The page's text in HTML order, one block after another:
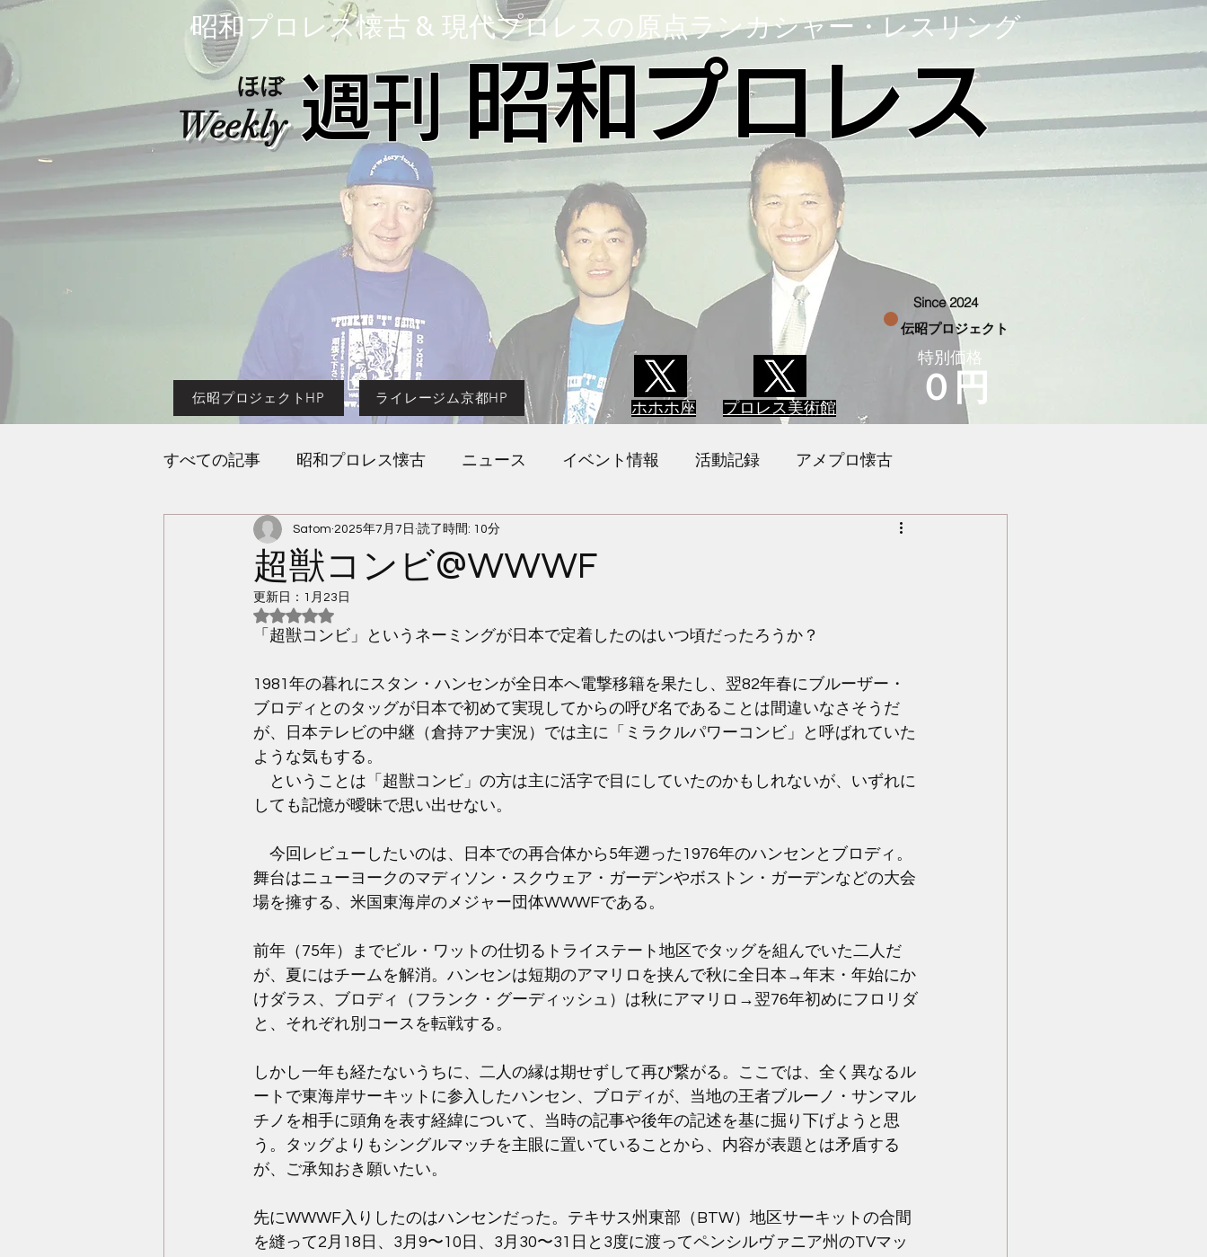
​昭和プロレス懐古 & 現代プロレスの原点ランカシャー・レスリング
Weekly
ほぼ ​週刊 昭和プロレス
伝昭プロジェクトHP ライレージム京都HP
ホホホ座 プロレス美術館
Since 2024
伝昭プロジェクト
特別価格
０円
すべての記事 昭和プロレス懐古 ニュース イベント情報 活動記録 アメプロ懐古
新・ライレージムへの道
超獣コンビ@WWWF
Satom 2025年7月7日 読了時間: 10分
更新日： 1月23日
5つ星のうちNaNと評価されています。
「超獣コンビ」というネーミングが日本で定着したのはいつ頃だったろうか？
1981年の暮れにスタン・ハンセンが全日本へ電撃移籍を果たし、翌82年春にブルーザー・
ブロディとのタッグが日本で初めて実現してからの呼び名であることは間違いなさそうだ
が、日本テレビの中継（倉持アナ実況）では主に「ミラクルパワーコンビ」と呼ばれていた
ような気もする。
ということは「超獣コンビ」の方は主に活字で目にしていたのかもしれないが、いずれに
しても記憶が曖昧で思い出せない。
今回レビューしたいのは、日本での再合体から5年遡った1976年のハンセンとブロディ。
舞台はニューヨークのマディソン・スクウェア・ガーデンやボストン・ガーデンなどの大会
場を擁する、米国東海岸のメジャー団体WWWFである。
前年（75年）までビル・ワットの仕切るトライステート地区でタッグを組んでいた二人だ
が、夏にはチームを解消。ハンセンは短期のアマリロを挟んで秋に全日本→年末・年始にか
けダラス、ブロディ（フランク・グーディッシュ）は秋にアマリロ→翌76年初めにフロリダ
と、それぞれ別コースを転戦する。
しかし一年も経たないうちに、二人の縁は期せずして再び繋がる。ここでは、全く異なるル
ートで東海岸サーキットに参入したハンセン、ブロディが、当地の王者ブルーノ・サンマル
チノを相手に頭角を表す経緯について、当時の記事や後年の記述を基に掘り下げようと思
う。タッグよりもシングルマッチを主眼に置いていることから、内容が表題とは矛盾する
が、ご承知おき願いたい。
先にWWWF入りしたのはハンセンだった。テキサス州東部（BTW）地区サーキットの合間
を縫って2月18日、3月9〜10日、3月30〜31日と3度に渡ってペンシルヴァニア州のTVマッ